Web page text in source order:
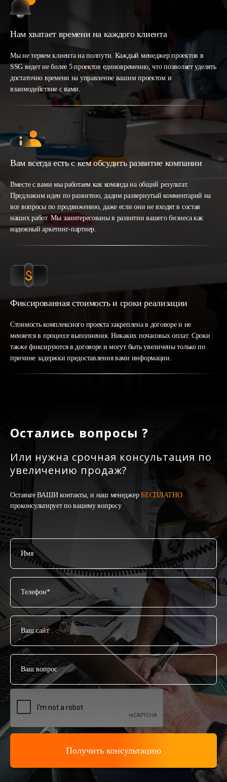
Нам хватает времени на каждого клиента
Мы не теряем клиента на полпути. Каждый менеджер проектов в
SSG ведет не более 5 проектов единовременно, что позволяет уделять
достаточно времени на управление вашим проектом и
взаимодействие с вами.
Вам всегда есть с кем обсудить развитие компании
Вместе с вами мы работаем как команда на общий результат.
Предложим идеи по развитию, дадим развернутый комментарий на
все вопросы по продвижению, даже если они не входят в состав
наших работ. Мы заинтересованы в развитии вашего бизнеса как
надежный аркетинг-партнер.
Фиксированная стоимость и сроки реализации
Стоимость комплексного проекта закреплена в договоре и не
меняется в процессе выполнения. Никаких почасовых оплат. Сроки
также фиксируются в договоре и могут быть увеличены только по
причине задержки предоставления вами информации.
Остались вопросы ?
Или нужна срочная консультация по
увеличению продаж?
Оставьте ВАШИ контакты, и наш менеджерБЕСПЛАТНО
проконсультирует по вашему вопросу